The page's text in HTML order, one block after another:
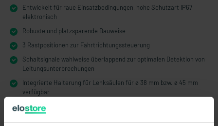
Entwickelt für raue Einsatzbedingungen, hohe Schutzart IP67
elektronisch
Robuste und platzsparende Bauweise
3 Rastpositionen zur Fahrtrichtungssteuerung
Schaltsignale wahlweise überlappend zur optimalen Detektion von
Leitungsunterbrechungen
Integrierte Halterung für Lenksäulen für ø 38 mm bzw. ø 45 mm
verfügbar
Mechanische Verriegelung in Mittelstellung